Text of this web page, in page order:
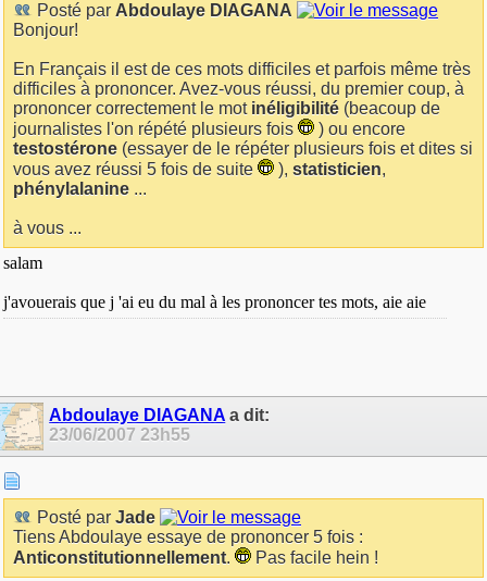
Posté par Abdoulaye DIAGANA
Bonjour!
En Français il est de ces mots difficiles et parfois même très
difficiles à prononcer. Avez-vous réussi, du premier coup, à
prononcer correctement le mot inéligibilité (beacoup de
journalistes l'on répété plusieurs fois
) ou encore
testostérone (essayer de le répéter plusieurs fois et dites si
vous avez réussi 5 fois de suite
), statisticien,
phénylalanine ...
à vous ...
salam
j'avouerais que j 'ai eu du mal à les prononcer tes mots, aie aie
Abdoulaye DIAGANA a dit:
23/06/200723h55
Posté par Jade
Tiens Abdoulaye essaye de prononcer 5 fois :
Anticonstitutionnellement.
Pas facile hein !